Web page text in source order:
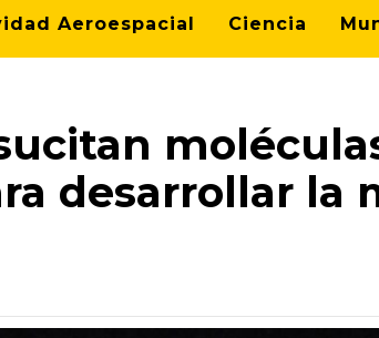
Aeroespacial Ciencia
desarrollar la